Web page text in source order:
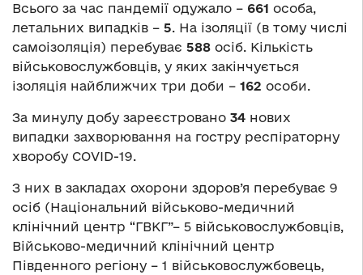
Всього за час пандемії одужало – 661 особа,
летальних випадків – 5. На ізоляції (в тому числі
самоізоляція) перебуває 588 осіб. Кількість
військовослужбовців, у яких закінчується
ізоляція найближчих три доби – 162 особи.
За минулу добу зареєстровано 34 нових
випадки захворювання на гостру респіраторну
хворобу COVID-19.
З них в закладах охорони здоров’я перебуває 9
осіб (Національний військово-медичний
клінічний центр “ГВКГ”– 5 військовослужбовців,
Військово-медичний клінічний центр
Південного регіону – 1 військовослужбовець,